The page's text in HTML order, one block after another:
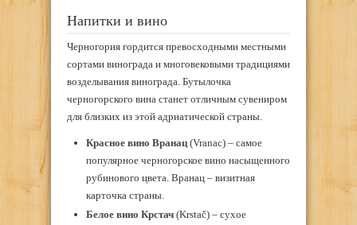
Напитки и вино
Черногория гордится превосходными местными
сортами винограда и многовековыми традициями
возделывания винограда. Бутылочка
черногорского вина станет отличным сувениром
для близких из этой адриатической страны.
Красное вино Вранац(Vranac) – самое
популярное черногорское вино насыщенного
рубинового цвета. Вранац – визитная
карточка страны.
Белое вино Крстач(Krstač) – сухое